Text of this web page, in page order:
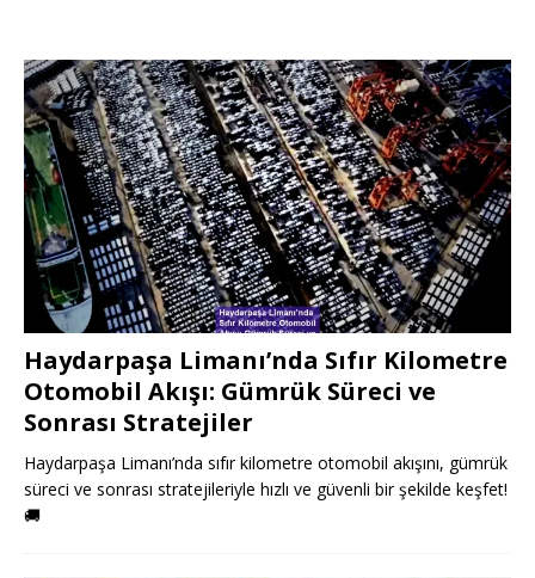
Haydarpaşa Limanı’nda Sıfır Kilometre
Otomobil Akışı: Gümrük Süreci ve
Sonrası Stratejiler
Haydarpaşa Limanı’nda sıfır kilometre otomobil akışını, gümrük
süreci ve sonrası stratejileriyle hızlı ve güvenli bir şekilde keşfet!
🚚